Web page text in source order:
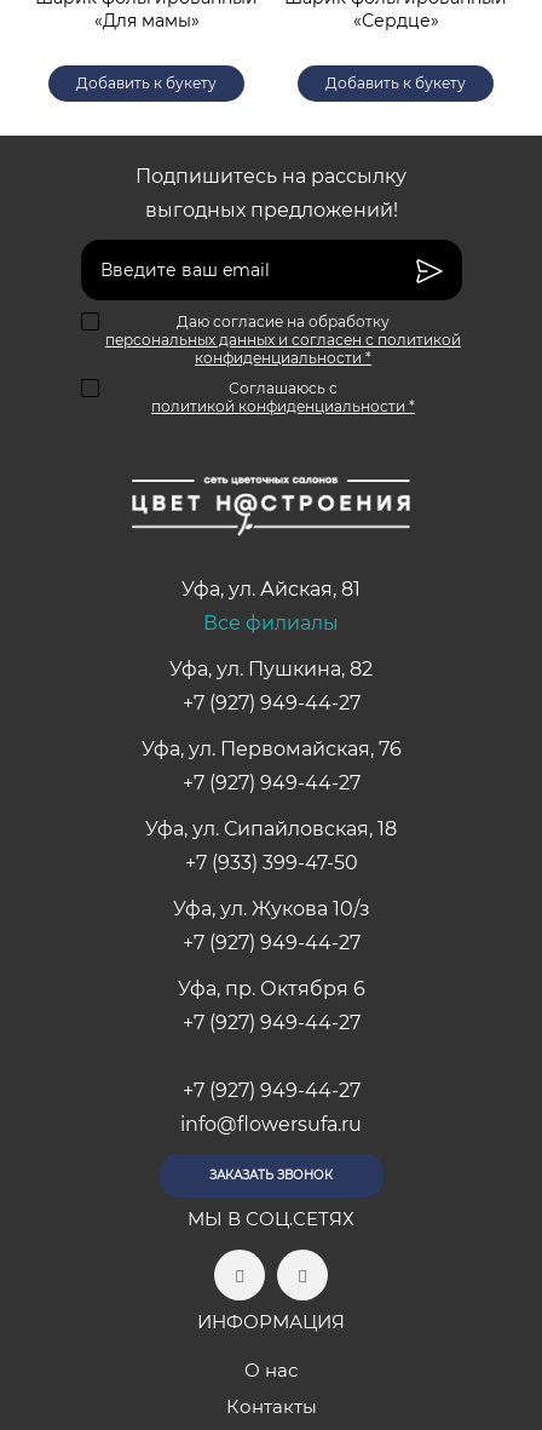
«Для мамы»
Добавить к букету
«Сердце»
Добавить к букету
Подпишитесь на рассылку
выгодных предложений!
Даю согласие на обработку
персональных данных и согласен с политикой
конфиденциальности *
Соглашаюсь с
политикой конфиденциальности *
Уфа, ул. Айская, 81
Все филиалы
Уфа, ул. Пушкина, 82
+7 (927) 949-44-27
Уфа, ул. Первомайская, 76
+7 (927) 949-44-27
Уфа, ул. Сипайловская, 18
+7 (933) 399-47-50
Уфа, ул. Жукова 10/з
+7 (927) 949-44-27
Уфа, пр. Октября 6
+7 (927) 949-44-27
+7 (927) 949-44-27
info@flowersufa.ru
ЗАКАЗАТЬ ЗВОНОК
МЫ В СОЦ.СЕТЯХ
ИНФОРМАЦИЯ
О нас
Контакты